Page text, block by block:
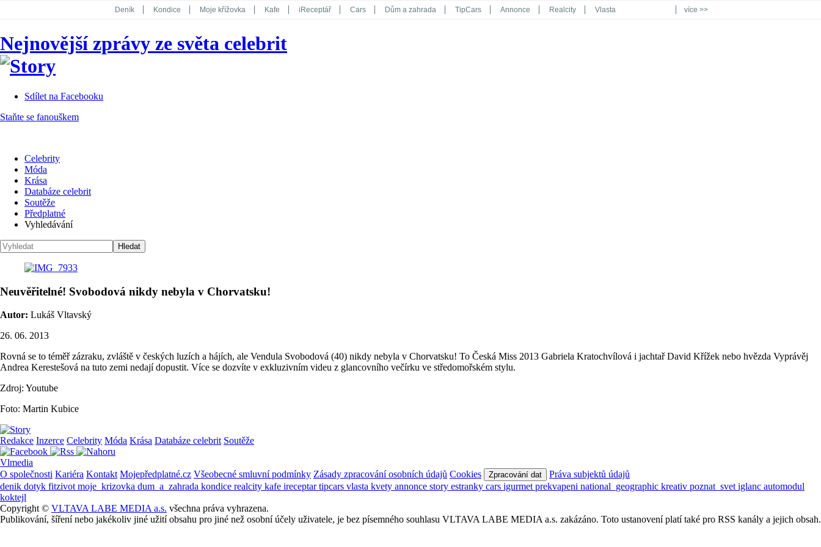
Deník Kondice Moje křížovka Kafe iReceptář Cars Dům a zahrada TipCars Annonce Realcity Vlasta
Koktejl
více >>
Nejnovější zprávy ze světa celebrit
Sdílet na Facebooku
Staňte se fanouškem
Celebrity
Móda
Krása
Databáze celebrit
Soutěže
Předplatné
Vyhledávání
Neuvěřitelné! Svobodová nikdy nebyla v Chorvatsku!
Autor: Lukáš Vltavský
26. 06. 2013
Rovná se to téměř zázraku, zvláště v českých luzích a hájích, ale Vendula Svobodová (40) nikdy nebyla v Chorvatsku! To Česká Miss 2013 Gabriela Kratochvílová i jachtař David Křížek nebo hvězda Vyprávěj
Andrea Kerestešová na tuto zemi nedají dopustit. Více se dozvíte v exkluzivním videu z glancovního večírku ve středomořském stylu.
Zdroj: Youtube
Foto: Martin Kubice
Redakce Inzerce Celebrity Móda Krása Databáze celebrit Soutěže
Vlmedia
O společnosti Kariéra Kontakt Mojepředplatné.cz Všeobecné smluvní podmínky Zásady zpracování osobních údajů Cookies Zpracování dat
Práva subjektů údajů
denik dotyk fitzivot moje_krizovka dum_a_zahrada kondice realcity kafe ireceptartipcars vlasta kvety annonce story estranky cars igurmet prekvapeni national_geographic kreativ poznat_svet iglanc automodul
koktejl
Copyright © VLTAVA LABE MEDIA a.s. všechna práva vyhrazena.
Publikování, šíření nebo jakékoliv jiné užití obsahu pro jiné než osobní účely uživatele, je bez písemného souhlasu VLTAVA LABE MEDIA a.s. zakázáno. Toto ustanovení platí také pro RSS kanály a jejich obsah.